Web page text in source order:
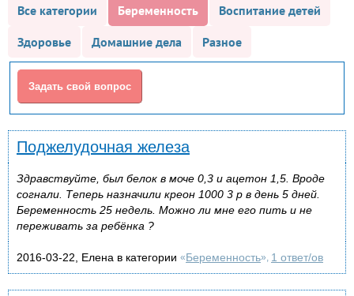
Все категории Беременность
Воспитание детей
Здоровье
Домашние дела Разное
Задать свой вопрос
Поджелудочная железа
Здравствуйте, был белок в моче 0,3 и ацетон 1,5. Вроде
согнали. Теперь назначили креон 1000 3 р в день 5 дней.
Беременность 25 недель. Можно ли мне его пить и не
переживать за ребёнка ?
2016-03-22, Елена в категории «Беременность», 1 ответ/ов